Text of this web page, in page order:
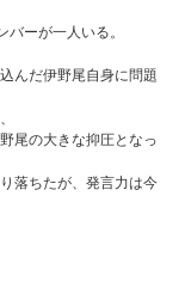
ーが一人いる。
んだ伊野尾自身に問題
尾の大きな抑圧となっ
落ちたが、発言力は今